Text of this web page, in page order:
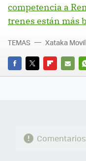
competencia a
trenes están más
FACEBOOK
TWITTERFLIPBOARD
E-
TEMAS Xataka